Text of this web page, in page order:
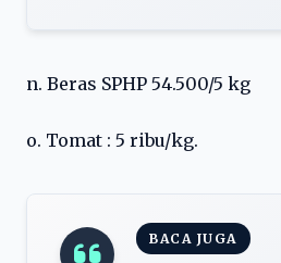
n. Beras SPHP 54.500/5 kg
o. Tomat : 5 ribu/kg.
BACA JUGA